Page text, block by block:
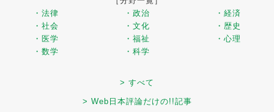
・法律
・政治
・経済
・社会
・文化
・歴史
・医学
・福祉
・心理
・数学
・科学
> すべて
> Web日本評論だけの!!記事